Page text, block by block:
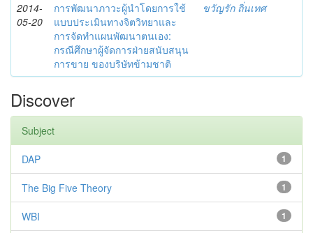
2014-
05-20
การพัฒนาภาวะผู้นำโดยการใช้
แบบประเมินทางจิตวิทยาและ
การจัดทำแผนพัฒนาตนเอง:
กรณีศึกษาผู้จัดการฝ่ายสนับสนุน
การขาย ของบริษัทข้ามชาติ
ขวัญรัก ถิ่นเทศ
Discover
Subject
1
DAP
1
The Big Five Theory
1
WBI